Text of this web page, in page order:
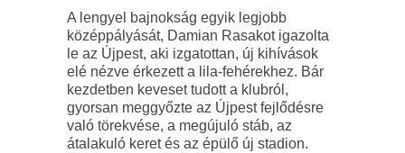
A lengyel bajnokság egyik legjobb
középpályását, Damian Rasakot igazolta
le az Újpest, aki izgatottan, új kihívások
elé nézve érkezett a lila-fehérekhez. Bár
kezdetben keveset tudott a klubról,
gyorsan meggyőzte az Újpest fejlődésre
való törekvése, a megújuló stáb, az
átalakuló keret és az épülő új stadion.